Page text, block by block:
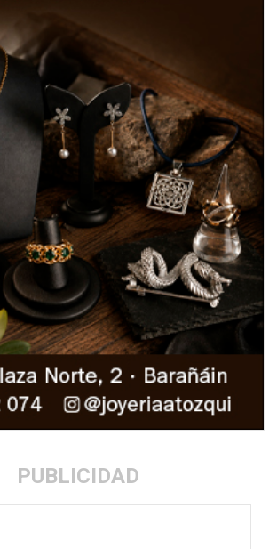
PUBLICIDAD